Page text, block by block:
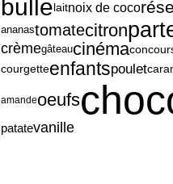
bullelaitnoix de coco
ananastomatecitron
crèmegâteaucinéma
courgetteenfantspoulet
amandeoeufs
patatevanille